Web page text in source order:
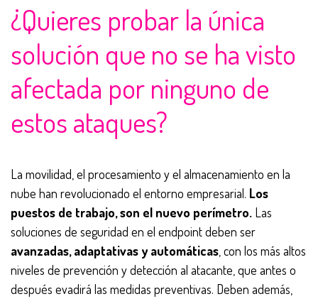
¿Quieres probar la única
solución que no se ha visto
afectada por ninguno de
estos ataques?
La movilidad, el procesamiento y el almacenamiento en la
nube han revolucionado el entorno empresarial. Los
puestos de trabajo, son el nuevo perímetro. Las
soluciones de seguridad en el endpoint deben ser
avanzadas, adaptativas y automáticas , con los más altos
niveles de prevención y detección al atacante, que antes o
después evadirá las medidas preventivas. Deben además,